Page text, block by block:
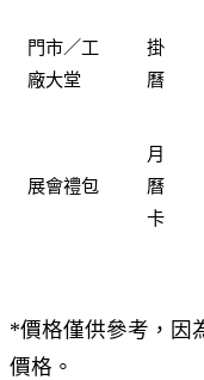
門市／工
廠大堂
掛
曆
展會禮包
月
曆
卡
*價格僅供參考，因
價格。